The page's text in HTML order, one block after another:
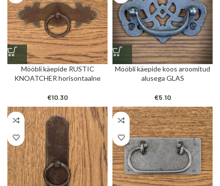
Mööbli käepide RUSTIC
KNOATCHER horisontaalne
€10.30
Mööbli käepide koos aroomitud
alusega GLAS
€5.10